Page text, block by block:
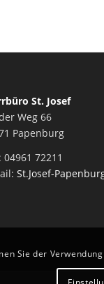
St. Josef
Weg 66
Papenburg
04961 72211
St.Josef-
Sie der